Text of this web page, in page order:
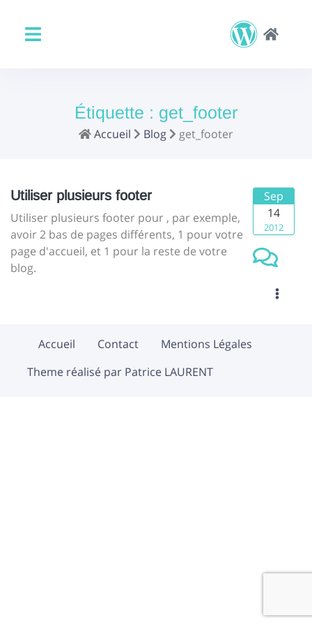
Étiquette : get_footer
Accueil Blog get_footer
Utiliser plusieurs footer
Utiliser plusieurs footer pour , par exemple,
avoir 2 bas de pages différents, 1 pour votre
page d'accueil, et 1 pour la reste de votre
blog.
Sep
14
2012
Accueil Contact
Mentions Légales
Theme réalisé par Patrice LAURENT